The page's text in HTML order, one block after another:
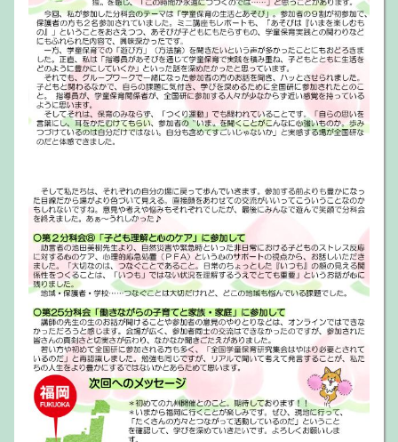
いながら、子ども観、保育観についての相互理解を深
めていければと思っています。まずはリーフレットを
手にして、全国研をみんなの話題にしてみませんか？
【ダウンロードへ】
2024.5.31 告知用チラシ
岡山県学童保育連絡協議会作成の告知チラシが完成し
ました！ 【
第59回全国学童保育研究集会への、こども家庭庁後援
の名義の使用が、承認されました。
2024.3.18 ホームページ開設
このホームページでは、主催者からのお知らせ、開催
概要、全体会や分科会一覧、申し込み方法など、全国
研に関わる情報をお届けします。
お知らせ一覧を見る